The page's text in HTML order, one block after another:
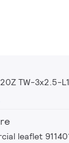
TW-3x2.5-
leaflet